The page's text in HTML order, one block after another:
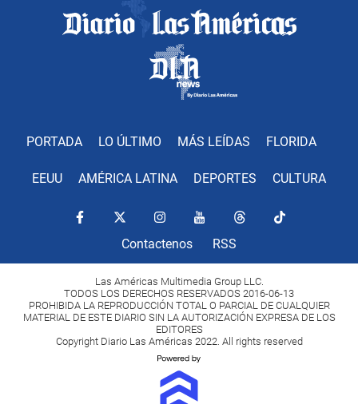
PORTADA LO ÚLTIMO MÁS LEÍDAS FLORIDA
EEUU AMÉRICA LATINA DEPORTES CULTURA
Contactenos RSS
Las Américas Multimedia Group LLC.
TODOS LOS DERECHOS RESERVADOS 2016-06-13
PROHIBIDA LA REPRODUCCIÓN TOTAL O PARCIAL DE CUALQUIER
MATERIAL DE ESTE DIARIO SIN LA AUTORIZACIÓN EXPRESA DE LOS
EDITORES
Copyright Diario Las Américas 2022. All rights reserved